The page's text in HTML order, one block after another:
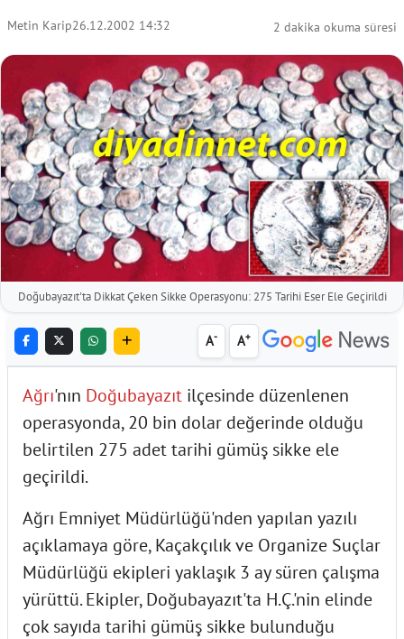
Metin Karip26.12.2002 14:32 2 dakika okuma süresi
Doğubayazıt'ta Dikkat Çeken Sikke Operasyonu: 275 Tarihi Eser Ele Geçirildi
A- A+
Ağrı'nın Doğubayazıt ilçesinde düzenlenen
operasyonda, 20 bin dolar değerinde olduğu
belirtilen 275 adet tarihi gümüş sikke ele
geçirildi.
Ağrı Emniyet Müdürlüğü'nden yapılan yazılı
açıklamaya göre, Kaçakçılık ve Organize Suçlar
Müdürlüğü ekipleri yaklaşık 3 ay süren çalışma
yürüttü. Ekipler, Doğubayazıt'ta H.Ç.'nin elinde
çok sayıda tarihi gümüş sikke bulunduğu